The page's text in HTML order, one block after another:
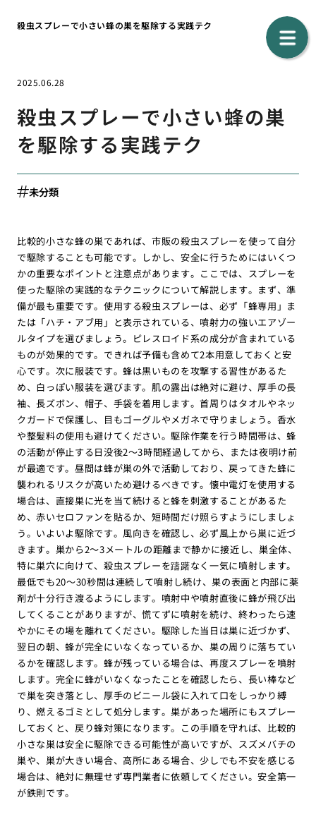
殺虫スプレーで小さい蜂の巣を駆除する実践テク
2025.06.28
殺虫スプレーで小さい蜂の巣
を駆除する実践テク
未分類
比較的小さな蜂の巣であれば、市販の殺虫スプレーを使って自分
で駆除することも可能です。しかし、安全に行うためにはいくつ
かの重要なポイントと注意点があります。ここでは、スプレーを
使った駆除の実践的なテクニックについて解説します。まず、準
備が最も重要です。使用する殺虫スプレーは、必ず「蜂専用」ま
たは「ハチ・アブ用」と表示されている、噴射力の強いエアゾー
ルタイプを選びましょう。ピレスロイド系の成分が含まれている
ものが効果的です。できれば予備も含めて2本用意しておくと安
心です。次に服装です。蜂は黒いものを攻撃する習性があるた
め、白っぽい服装を選びます。肌の露出は絶対に避け、厚手の長
袖、長ズボン、帽子、手袋を着用します。首周りはタオルやネッ
クガードで保護し、目もゴーグルやメガネで守りましょう。香水
や整髪料の使用も避けてください。駆除作業を行う時間帯は、蜂
の活動が停止する日没後2〜3時間経過してから、または夜明け前
が最適です。昼間は蜂が巣の外で活動しており、戻ってきた蜂に
襲われるリスクが高いため避けるべきです。懐中電灯を使用する
場合は、直接巣に光を当て続けると蜂を刺激することがあるた
め、赤いセロファンを貼るか、短時間だけ照らすようにしましょ
う。いよいよ駆除です。風向きを確認し、必ず風上から巣に近づ
きます。巣から2〜3メートルの距離まで静かに接近し、巣全体、
特に巣穴に向けて、殺虫スプレーを躊躇なく一気に噴射します。
最低でも20〜30秒間は連続して噴射し続け、巣の表面と内部に薬
剤が十分行き渡るようにします。噴射中や噴射直後に蜂が飛び出
してくることがありますが、慌てずに噴射を続け、終わったら速
やかにその場を離れてください。駆除した当日は巣に近づかず、
翌日の朝、蜂が完全にいなくなっているか、巣の周りに落ちてい
るかを確認します。蜂が残っている場合は、再度スプレーを噴射
します。完全に蜂がいなくなったことを確認したら、長い棒など
で巣を突き落とし、厚手のビニール袋に入れて口をしっかり縛
り、燃えるゴミとして処分します。巣があった場所にもスプレー
しておくと、戻り蜂対策になります。この手順を守れば、比較的
小さな巣は安全に駆除できる可能性が高いですが、スズメバチの
巣や、巣が大きい場合、高所にある場合、少しでも不安を感じる
場合は、絶対に無理せず専門業者に依頼してください。安全第一
が鉄則です。